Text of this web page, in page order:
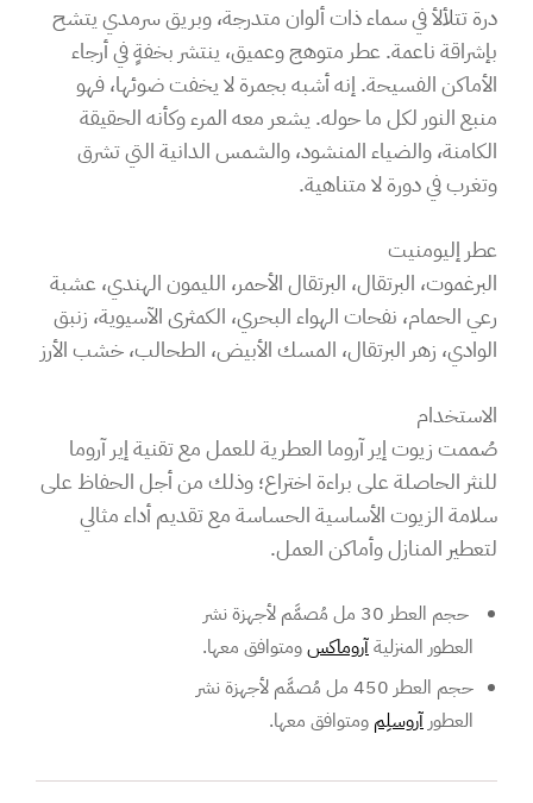
درة تتلألأ في سماء ذات ألوان متدرجة، وبريق سرمدي يتشح
بإشراقة ناعمة. عطر متوهج وعميق، ينتشر بخفةٍ في أرجاء
الأماكن الفسيحة. إنه أشبه بجمرة لا يخفت ضوئها، فهو
منبع النور لكل ما حوله. يشعر معه المرء وكأنه الحقيقة
الكامنة، والضياء المنشود، والشمس الدانية التي تشرق
وتغرب في دورة لا متناهية.
عطر إليومنيت
البرغموت، البرتقال، البرتقال الأحمر، الليمون الهندي، عشبة
رعي الحمام، نفحات الهواء البحري، الكمثرى الآسيوية، زنبق
الوادي، زهر البرتقال، المسك الأبيض، الطحالب، خشب الأرز
الاستخدام
صُممت زيوت إير آروما العطرية للعمل مع تقنية إير آروما
للنثر الحاصلة على براءة اختراع؛ وذلك من أجل الحفاظ على
سلامة الزيوت الأساسية الحساسة مع تقديم أداء مثالي
لتعطير المنازل وأماكن العمل.
حجم العطر 30 مل مُصمَّم لأجهزة نشر
العطور المنزليةآروماكسومتوافق معها.
حجم العطر 450 مل مُصمَّم لأجهزة نشر
العطور آروسلِم ومتوافق معها.